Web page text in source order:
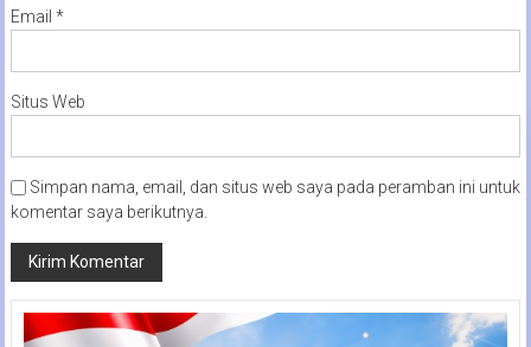
Email *
Situs Web
Simpan nama, email, dan situs web saya pada peramban ini untuk
komentar saya berikutnya.